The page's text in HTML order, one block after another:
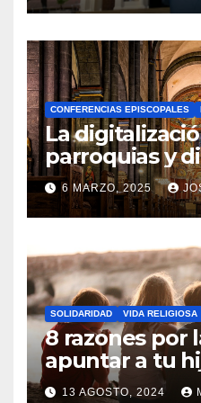
CONFERENCIAS EPISCOPALES
La
parroquias y
realidad ya
la Iglesia
6 MARZO, 2025
SOLIDARIDAD VIDA RELIGIOSA
8 razones por
apuntar a tu
Catequesis
13 AGOSTO, 2024